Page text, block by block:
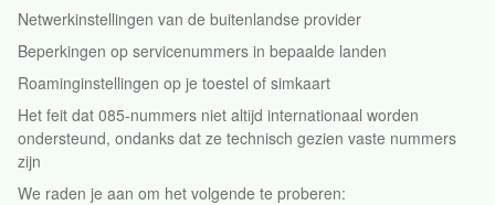
Netwerkinstellingen van de buitenlandse provider
Beperkingen op servicenummers in bepaalde landen
Roaminginstellingen op je toestel of simkaart
Het feit dat 085-nummers niet altijd internationaal worden
ondersteund, ondanks dat ze technisch gezien vaste nummers
zijn
We raden je aan om het volgende te proberen: